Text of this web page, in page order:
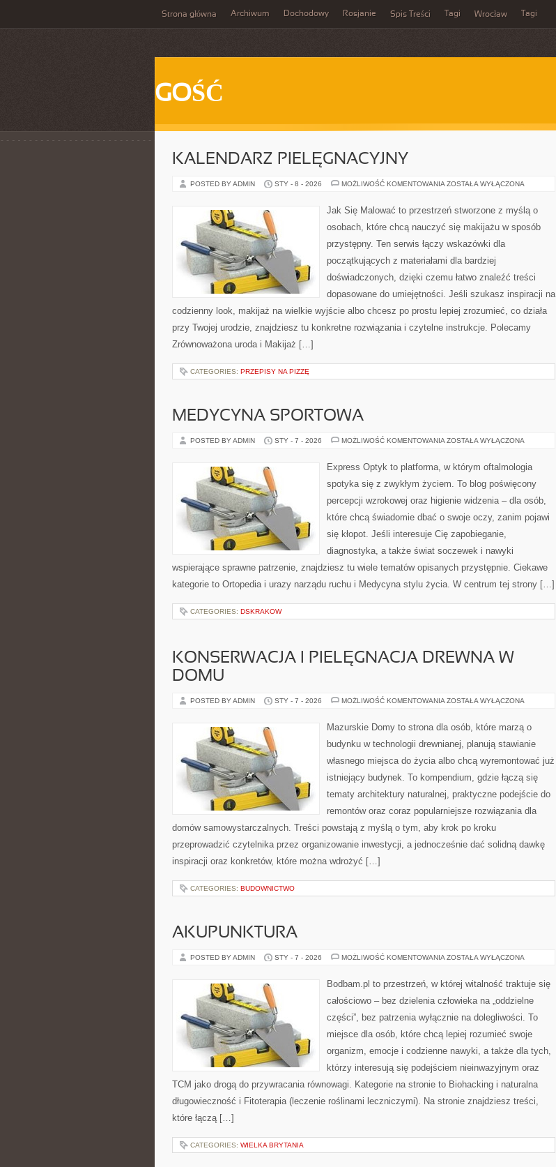
Strona główna Archiwum Dochodowy Rosjanie Spis Treści Tagi Wrocław Tagi
GOŚĆ
KALENDARZ PIELĘGNACYJNY
POSTED BY ADMIN STY - 8 - 2026 MOŻLIWOŚĆ KOMENTOWANIA KALENDARZ
ZOSTAŁA WYŁĄCZONA
Jak Się Malować to przestrzeń stworzone z myślą o
osobach, które chcą nauczyć się makijażu w sposób
przystępny. Ten serwis łączy wskazówki dla
początkujących z materiałami dla bardziej
doświadczonych, dzięki czemu łatwo znaleźć treści
dopasowane do umiejętności. Jeśli szukasz inspiracji na
codzienny look, makijaż na wielkie wyjście albo chcesz po prostu lepiej zrozumieć, co działa
przy Twojej urodzie, znajdziesz tu konkretne rozwiązania i czytelne instrukcje. Polecamy
Zrównoważona uroda i Makijaż […]
CATEGORIES: PRZEPISY NA PIZZĘ
MEDYCYNA SPORTOWA
POSTED BY ADMIN STY - 7 - 2026 MOŻLIWOŚĆ KOMENTOWANIA MEDYCYNA
ZOSTAŁA WYŁĄCZONA
Express Optyk to platforma, w którym oftalmologia
spotyka się z zwykłym życiem. To blog poświęcony
percepcji wzrokowej oraz higienie widzenia – dla osób,
które chcą świadomie dbać o swoje oczy, zanim pojawi
się kłopot. Jeśli interesuje Cię zapobieganie,
diagnostyka, a także świat soczewek i nawyki
wspierające sprawne patrzenie, znajdziesz tu wiele tematów opisanych przystępnie. Ciekawe
kategorie to Ortopedia i urazy narządu ruchu i Medycyna stylu życia. W centrum tej strony […]
CATEGORIES: DSKRAKOW
KONSERWACJA I PIELĘGNACJA DREWNA W
DOMU
POSTED BY ADMIN STY - 7 - 2026 MOŻLIWOŚĆ KOMENTOWANIA KONSERWACJA
DREWNA
W
ZOSTAŁA WYŁĄCZONA
Mazurskie Domy to strona dla osób, które marzą o
budynku w technologii drewnianej, planują stawianie
własnego miejsca do życia albo chcą wyremontować już
istniejący budynek. To kompendium, gdzie łączą się
tematy architektury naturalnej, praktyczne podejście do
remontów oraz coraz popularniejsze rozwiązania dla
domów samowystarczalnych. Treści powstają z myślą o tym, aby krok po kroku
przeprowadzić czytelnika przez organizowanie inwestycji, a jednocześnie dać solidną dawkę
inspiracji oraz konkretów, które można wdrożyć […]
CATEGORIES: BUDOWNICTWO
AKUPUNKTURA
POSTED BY ADMIN STY - 7 - 2026 MOŻLIWOŚĆ KOMENTOWANIA AKUPUNKTURA
ZOSTAŁA WYŁĄCZONA
Bodbam.pl to przestrzeń, w której witalność traktuje się
całościowo – bez dzielenia człowieka na „oddzielne
części”, bez patrzenia wyłącznie na dolegliwości. To
miejsce dla osób, które chcą lepiej rozumieć swoje
organizm, emocje i codzienne nawyki, a także dla tych,
którzy interesują się podejściem nieinwazyjnym oraz
TCM jako drogą do przywracania równowagi. Kategorie na stronie to Biohacking i naturalna
długowieczność i Fitoterapia (leczenie roślinami leczniczymi). Na stronie znajdziesz treści,
które łączą […]
CATEGORIES: WIELKA BRYTANIA